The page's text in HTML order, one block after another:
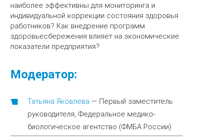
наиболее эффективны для мониторинга и
индивидуальной коррекции состояния здоровья
работников? Как внедрение программ
здоровьесбережения влияет на экономические
показатели предприятия?
Модератор:
Татьяна Яковлева — Первый заместитель
руководителя, Федеральное медико-
биологическое агентство (ФМБА России)